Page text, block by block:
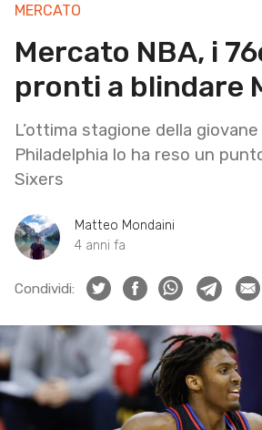
MERCATO
Mercato NBA, i
pronti a blindare
L’ottima stagione della
Philadelphia lo ha reso un
Sixers
Matteo Mondaini
4 anni fa
Condividi: